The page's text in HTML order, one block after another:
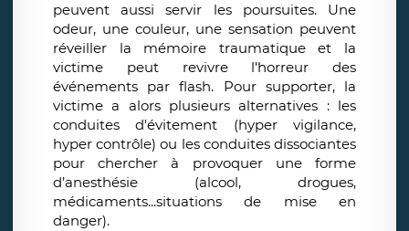
peuvent aussi servir les poursuites. Une
odeur, une couleur, une sensation peuvent
réveiller la mémoire traumatique et la
victime peut revivre l'horreur des
événements par flash. Pour supporter, la
victime a alors plusieurs alternatives : les
conduites d'évitement (hyper vigilance,
hyper contrôle) ou les conduites dissociantes
pour chercher à provoquer une forme
d’anesthésie (alcool, drogues,
médicaments...situations de mise en
danger).